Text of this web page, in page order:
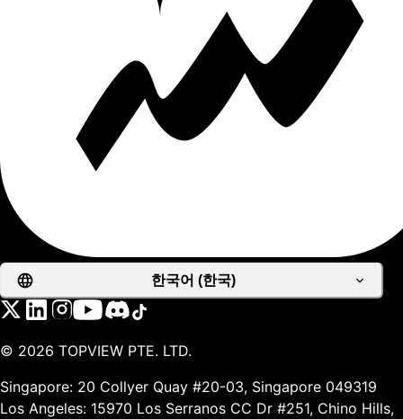
한국어 (한국)
© 2026 TOPVIEW PTE. LTD.
Singapore: 20 Collyer Quay #20-03, Singapore 049319
Los Angeles: 15970 Los Serranos CC Dr #251, Chino Hills,